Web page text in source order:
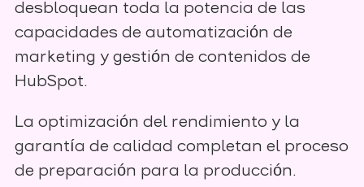
desbloquean toda la potencia de las
capacidades de automatización de
marketing y gestión de contenidos de
HubSpot.
La optimización del rendimiento y la
garantía de calidad completan el proceso
de preparación para la producción.